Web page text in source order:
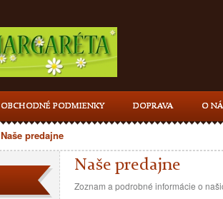
OBCHODNÉ PODMIENKY DOPRAVA O
Naše predajne
Naše predajne
Zoznam a podrobné informácie o